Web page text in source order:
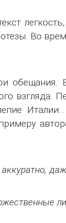
Во
обещания.
взгляда.